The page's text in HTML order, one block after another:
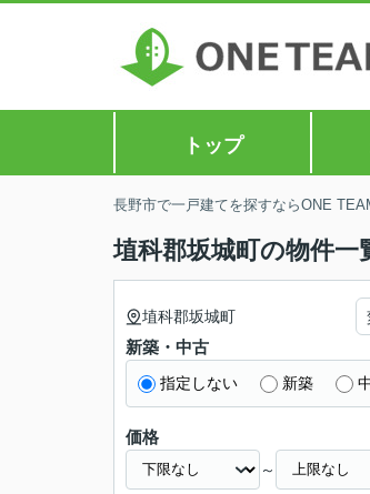
トップ
長野市で一戸建てを探すならONE
埴科郡坂城町の物件一
埴科郡坂城町
新築・中古
指定しない 新築
価格
～